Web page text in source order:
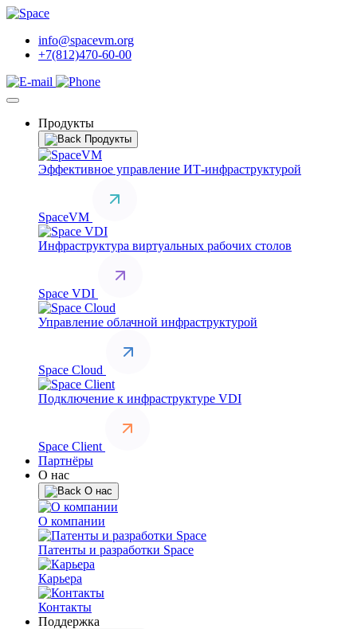
info@spacevm.org
+7(812)470-60-00
Продукты
Продукты
Эффективное управление ИТ-инфраструктурой
SpaceVM
Инфраструктура виртуальных рабочих столов
Space VDI
Управление облачной инфраструктурой
Space Cloud
Подключение к инфраструктуре VDI
Space Client
Партнёры
О нас
О нас
О компании
Патенты и разработки Space
Карьера
Контакты
Поддержка